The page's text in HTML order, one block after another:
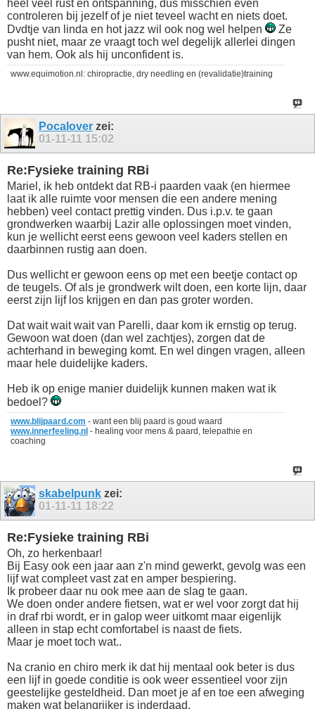
heel veel rust en ontspanning, dus misschien even
controleren bij jezelf of je niet teveel wacht en niets doet.
Dvdtje van linda en hot jazz wil ook nog wel helpen
Ze
pusht niet, maar ze vraagt toch wel degelijk allerlei dingen
van hem. Ook als hij unconfident is.
www.equimotion.nl: chiropractie, dry needling en (revalidatie)training
Pocalover zei:
01-11-11 15:02
Re:Fysieke training RBi
Mariel, ik heb ontdekt dat RB-i paarden vaak (en hiermee
laat ik alle ruimte voor mensen die een andere mening
hebben) veel contact prettig vinden. Dus i.p.v. te gaan
grondwerken waarbij Lazir alle oplossingen moet vinden,
kun je wellicht eerst eens gewoon veel kaders stellen en
daarbinnen rustig aan doen.
Dus wellicht er gewoon eens op met een beetje contact op
de teugels. Of als je grondwerk wilt doen, een korte lijn, daar
eerst zijn lijf los krijgen en dan pas groter worden.
Dat wait wait wait van Parelli, daar kom ik ernstig op terug.
Gewoon wat doen (dan wel zachtjes), zorgen dat de
achterhand in beweging komt. En wel dingen vragen, alleen
maar hele duidelijke kaders.
Heb ik op enige manier duidelijk kunnen maken wat ik
bedoel?
www.blijpaard.com - want een blij paard is goud waard
www.innerfeeling.nl - healing voor mens & paard, telepathie en
coaching
skabelpunk zei:
01-11-11 18:22
Re:Fysieke training RBi
Oh, zo herkenbaar!
Bij Easy ook een jaar aan z'n mind gewerkt, gevolg was een
lijf wat compleet vast zat en amper bespiering.
Ik probeer daar nu ook mee aan de slag te gaan.
We doen onder andere fietsen, wat er wel voor zorgt dat hij
in draf rbi wordt, er in galop weer uitkomt maar eigenlijk
alleen in stap echt comfortabel is naast de fiets.
Maar je moet toch wat..
Na cranio en chiro merk ik dat hij mentaal ook beter is dus
een lijf in goede conditie is ook weer essentieel voor zijn
geestelijke gesteldheid. Dan moet je af en toe een afweging
maken wat belangrijker is inderdaad.